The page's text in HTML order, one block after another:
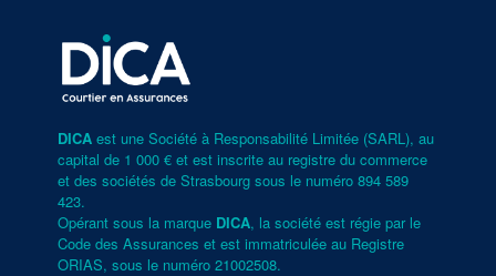
DICA est une Société à Responsabilité Limitée (SARL), au
capital de 1 000 € et est inscrite au registre du commerce
et des sociétés de Strasbourg sous le numéro 894 589
423.
Opérant sous la marque DICA, la société est régie par le
Code des Assurances et est immatriculée au Registre
ORIAS, sous le numéro21002508.